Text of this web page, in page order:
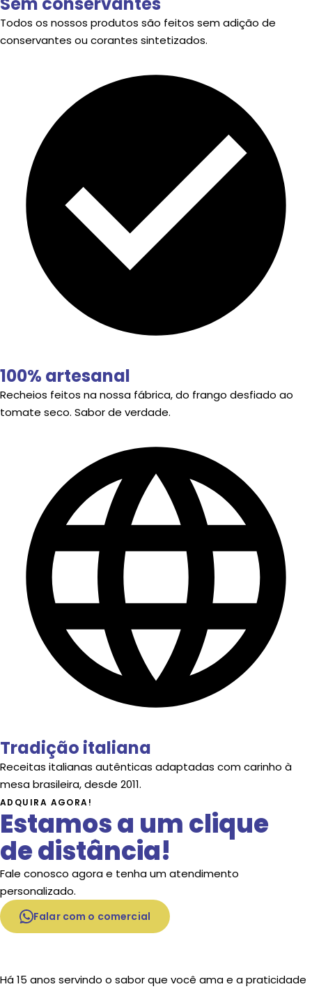
Todos os nossos produtos são feitos sem adição de
conservantes ou corantes sintetizados.
100% artesanal
Recheios feitos na nossa fábrica, do frango desfiado ao
tomate seco. Sabor de verdade.
Tradição italiana
Receitas italianas autênticas adaptadas com carinho à
mesa brasileira, desde 2011.
ADQUIRA AGORA!
Estamos a um clique
de distância!
Fale conosco agora e tenha um atendimento
personalizado.
Falar com o comercial
Há 15 anos servindo o sabor que você ama e a praticidade